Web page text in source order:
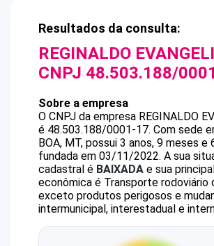
Resultados da consulta:
REGINALDO
CNPJ 48.503.188/
Sobre a empresa
O CNPJ da empresa REGINALDO
é 48.503.188/0001-17. Com sede
BOA, MT, possui 3 anos, 9 meses e
fundada em 03/11/2022. A sua
cadastral é BAIXADA e sua
econômica é Transporte rodoviário
exceto produtos perigosos e
intermunicipal, interestadual e